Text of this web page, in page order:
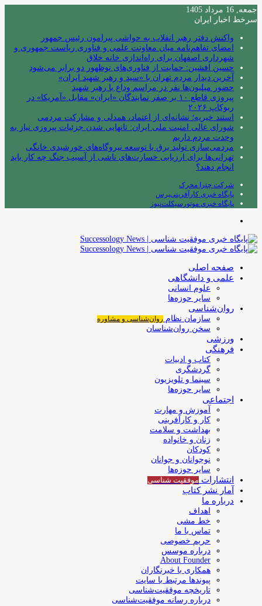
جمعه, 16 مرداد 1405
سرخط اخبار ایران
واکنش دفتر رهبر انقلاب به حواشی پیرامون رئیس جمهور
امضای تفاهم‌نامه میان معاونت علمی و فناوری ریاست جمهوری و
شهرداری اصفهان برای راه‌اندازی خانه خلاق
حسین افشین: حمایت از فناوری‌های نوظهور دو برابر می‌شود
آخرین دیدار مردم تهران با «سید و رهبر شهید ایران»
حضور میلیون‌ها نفر در مراسم وداع با رهبر شهید
پیروزی قاطع ۱۰ بر صفر نمایندگان «ایران» مقابل «آمریکا» در
ربوکاپ ۲۰۲۶
استند خیریه؛ نشانه‌ای از اعتماد، همدلی و مشارکت مردمی
شورای عالی امنیت ملی ایران: تانهایی شدن جزئیات پیروزی نیاز به
وحدت مردم داریم
مردمی‌سازی تولید برق با توسعه نیروگاه‌های خورشیدی خانگی
تهرانی‌ها برای ارزیابی خسارت‌های ناشی از آسیب جنگ چه کار باید
انجام دهند؟
شرکت چترا محرک
پایگاه خبری کارآفرینی‌پرس
پایگاه خبری موتورسیکلت‌نیوز
صفحه اصلی
علمی و دانشگاهی
علوم انسانی
سایر حوزه‌ها
روان‌شناسی
سازمان نظام روان‌شناسی و مشاوره
سخن روان‌شناسان
ورزشی
فرهنگی
کتاب و ادبیات
گردشگری
سینما و تلویزیون
سایر حوزه‌ها
اجتماعی
آموزش و مهارت
کار و کارآفرینی
بهداشت و سلامت
زنان و خانواده
کودکان
نوجوانان و جوانان
سایر حوزه‌ها
انتشارات موفقیت‌ شناسی
آمار نشر کتاب
درباره ما
اهداف
خط مشی
تماس با ما
حریم خصوصی
درباره موسس
About Founder
همکاری با خبرنگاران
پیوندها مرتبط با سایت
تاریخچه موفقیت‌شناسی
درباره رسانه موفقیت‌شناسی